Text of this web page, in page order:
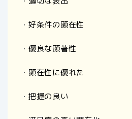
・好条件の顕在性
・優良な顕著性
・顕在性に優れた
・把握の良い